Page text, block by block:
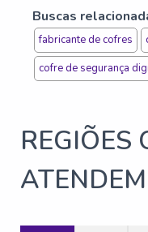
Buscas
fabricante de cofres
cofre de segurança
REGIÕES